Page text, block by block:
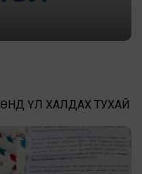
ҮЛ ХАЛДАХ ТУХАЙ